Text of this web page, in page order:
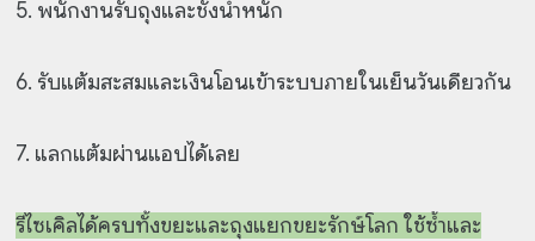
5. พนักงานรับถุงและชั่งน้ำหนัก
6. รับแต้มสะสมและเงินโอนเข้าระบบภายในเย็นวันเดียวกัน
7. แลกแต้มผ่านแอปได้เลย
รีไซเคิลได้ครบทั้งขยะและถุงแยกขยะรักษ์โลก ใช้ซ้ำและ